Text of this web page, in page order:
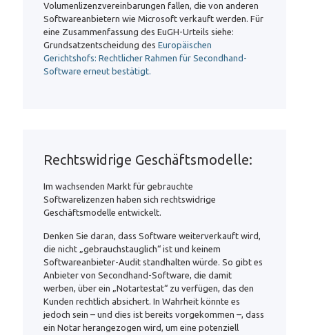
Volumenlizenzvereinbarungen fallen, die von anderen
Softwareanbietern wie Microsoft verkauft werden. Für
eine Zusammenfassung des EuGH-Urteils siehe:
Grundsatzentscheidung des Europäischen
Gerichtshofs: Rechtlicher Rahmen für Secondhand-
Software erneut bestätigt.
Rechtswidrige Geschäftsmodelle:
Im wachsenden Markt für gebrauchte
Softwarelizenzen haben sich rechtswidrige
Geschäftsmodelle entwickelt.
Denken Sie daran, dass Software weiterverkauft wird,
die nicht „gebrauchstauglich“ ist und keinem
Softwareanbieter-Audit standhalten würde. So gibt es
Anbieter von Secondhand-Software, die damit
werben, über ein „Notartestat“ zu verfügen, das den
Kunden rechtlich absichert. In Wahrheit könnte es
jedoch sein – und dies ist bereits vorgekommen –, dass
ein Notar herangezogen wird, um eine potenziell